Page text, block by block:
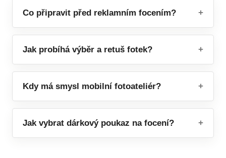
Co připravit před reklamním focením?
Jak probíhá výběr a retuš fotek?
Kdy má smysl mobilní fotoateliér?
Jak vybrat dárkový poukaz na focení?